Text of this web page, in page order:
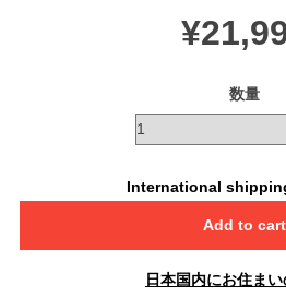
数量
International
Add to cart
日本国内にお住ま